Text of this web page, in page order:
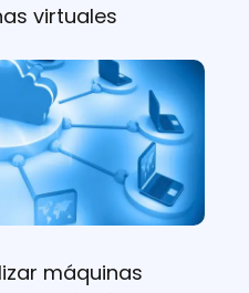
virtuales
máquinas